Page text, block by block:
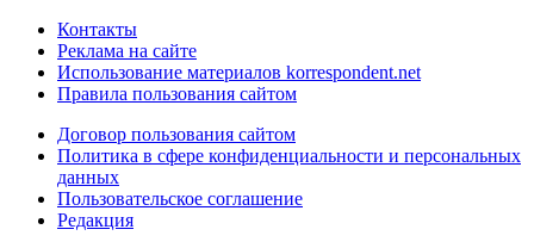
Контакты
Реклама на сайте
Использование материалов korrespondent.net
Правила пользования сайтом
Договор пользования сайтом
Политика в сфере конфиденциальности и персональных
данных
Пользовательское соглашение
Редакция